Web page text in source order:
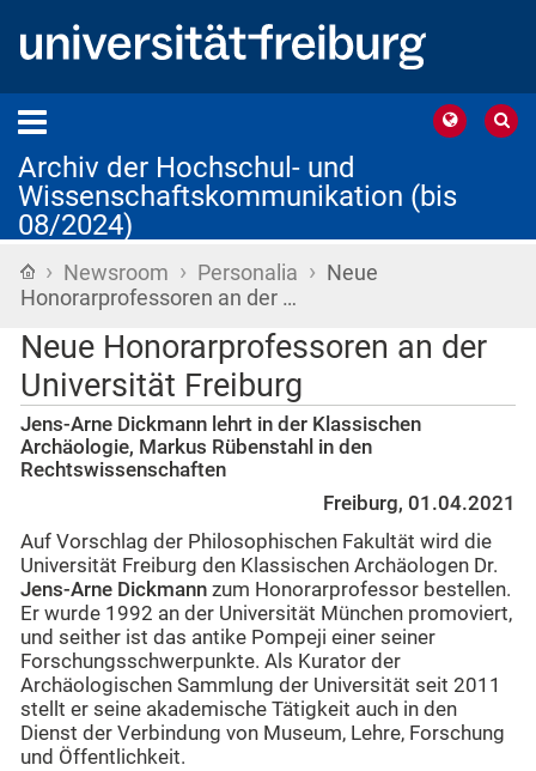
Archiv der Hochschul- und
Wissenschaftskommunikation (bis
08/2024)
Startseite
› Newsroom › Personalia › Neue
Honorarprofessoren an der …
Neue Honorarprofessoren an der
Universität Freiburg
Jens-Arne Dickmann lehrt in der Klassischen
Archäologie, Markus Rübenstahl in den
Rechtswissenschaften
Freiburg, 01.04.2021
Auf Vorschlag der Philosophischen Fakultät wird die
Universität Freiburg den Klassischen Archäologen Dr.
Jens-Arne Dickmann zum Honorarprofessor bestellen.
Er wurde 1992 an der Universität München promoviert,
und seither ist das antike Pompeji einer seiner
Forschungsschwerpunkte. Als Kurator der
Archäologischen Sammlung der Universität seit 2011
stellt er seine akademische Tätigkeit auch in den
Dienst der Verbindung von Museum, Lehre, Forschung
und Öffentlichkeit.